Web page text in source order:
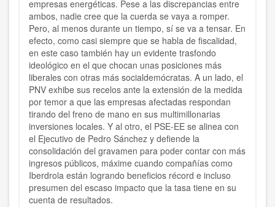
empresas energéticas. Pese a las discrepancias entre
ambos, nadie cree que la cuerda se vaya a romper.
Pero, al menos durante un tiempo, sí se va a tensar. En
efecto, como casi siempre que se habla de fiscalidad,
en este caso también hay un evidente trasfondo
ideológico en el que chocan unas posiciones más
liberales con otras más socialdemócratas. A un lado, el
PNV exhibe sus recelos ante la extensión de la medida
por temor a que las empresas afectadas respondan
tirando del freno de mano en sus multimillonarias
inversiones locales. Y al otro, el PSE-EE se alinea con
el Ejecutivo de Pedro Sánchez y defiende la
consolidación del gravamen para poder contar con más
ingresos públicos, máxime cuando compañías como
Iberdrola están logrando beneficios récord e incluso
presumen del escaso impacto que la tasa tiene en su
cuenta de resultados.